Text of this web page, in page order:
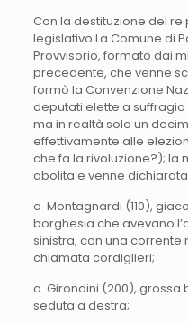
Con la destituzione del
legislativo La Comune di
Provvisorio, formato dai
precedente, che venne
formò la Convenzione
deputati elette a
ma in realtà solo un
effettivamente alle
che fa la rivoluzione?); la
abolita e venne
o Montagnardi (110),
borghesia che avevano
sinistra, con una
chiamata cordiglieri;
o Girondini (200), grossa
seduta a destra;